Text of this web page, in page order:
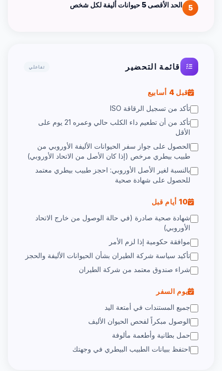
5 الحد الأقصى 5 حيوانات أليفة لكل شخص
قائمة التحضير تفاعلي
قبل 4 أسابيع
تأكد من تسجيل الرقاقة ISO
تأكد من أن تطعيم داء الكلب حالي وعمره 21 يوم على
الأقل
الحصول على جواز سفر الحيوانات الأليفة الأوروبي من
طبيب بيطري مرخص (إذا كان الأصل من الاتحاد الأوروبي)
بالنسبة لغير الأصل الأوروبي: احجز طبيب بيطري معتمد
للحصول على شهادة صحية
10 أيام قبل
شهادة صحية صادرة (في حالة الوصول من خارج الاتحاد
الأوروبي)
موافقة حكومية إذا لزم الأمر
تأكيد سياسة شركة الطيران بشأن الحيوانات الأليفة والحجز
شراء صندوق معتمد من شركة الطيران
يوم السفر
جميع المستندات في أمتعة اليد
الوصول مبكراً لفحص الحيوان الأليف
حمل بطانية وأطعمة مألوفة
احتفظ ببيانات الطبيب البيطري في وجهتك